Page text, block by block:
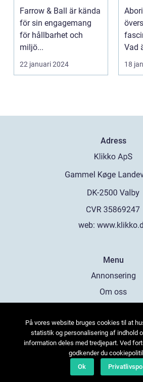
miljömedvetenhet
Farrow & Ball är kända
för sin engagemang
för hållbarhet och
miljö...
22 januari 2024
Vad
18
Adress
web:
Menu
Annonsering
Om oss
Kontakta oss
Sitemap
På vores website bruges cookies til at
statistik og personalisering af indhold
information deles med tredjepart. Ved
godkender du
Ok